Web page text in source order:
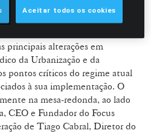
projetos e dar resposta à crise
principais alterações em
da Urbanização e da
pontos críticos do regime atual
à sua implementação. O
na mesa-redonda, ao lado
CEO e Fundador do Focus
de Tiago Cabral, Diretor do
Aceitar todos os cookies